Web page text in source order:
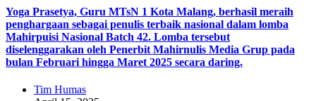
Yoga Prasetya, Guru MTsN 1 Kota Malang, berhasil meraih
penghargaan sebagai penulis terbaik nasional dalam lomba
Mahirpuisi Nasional Batch 42. Lomba tersebut
diselenggarakan oleh Penerbit Mahirnulis Media Grup pada
bulan Februari hingga Maret 2025 secara daring.
Tim Humas